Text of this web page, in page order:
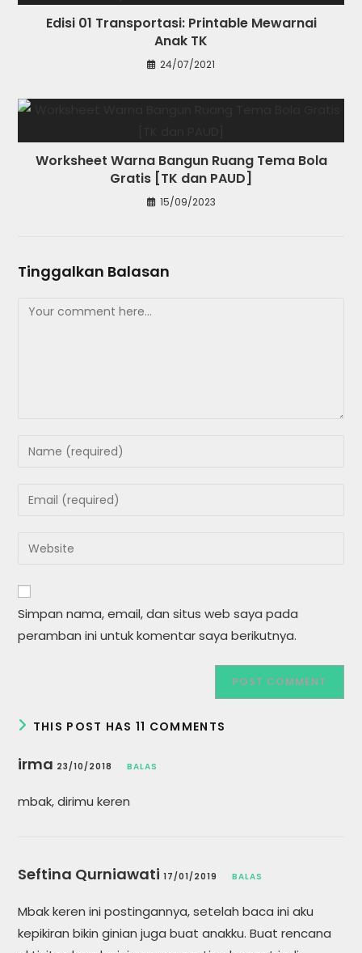
Edisi 01 Transportasi: Printable Mewarnai
Anak TK
24/07/2021
Worksheet Warna Bangun Ruang Tema Bola
Gratis [TK dan PAUD]
15/09/2023
Tinggalkan Balasan
Comment
Enter
or
to
Enter
address
comment
Enter
website
URL
(optional)
Simpan nama, email, dan situs web saya pada
peramban ini untuk komentar saya berikutnya.
THIS POST HAS 11 COMMENTS
irma 23/10/2018 BALAS
mbak, dirimu keren
Seftina Qurniawati 17/01/2019 BALAS
Mbak keren ini postingannya, setelah baca ini aku
kepikiran bikin ginian juga buat anakku. Buat rencana